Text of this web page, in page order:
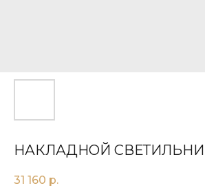
НАКЛАДНОЙ СВЕТИЛЬНИК
31 160 р.